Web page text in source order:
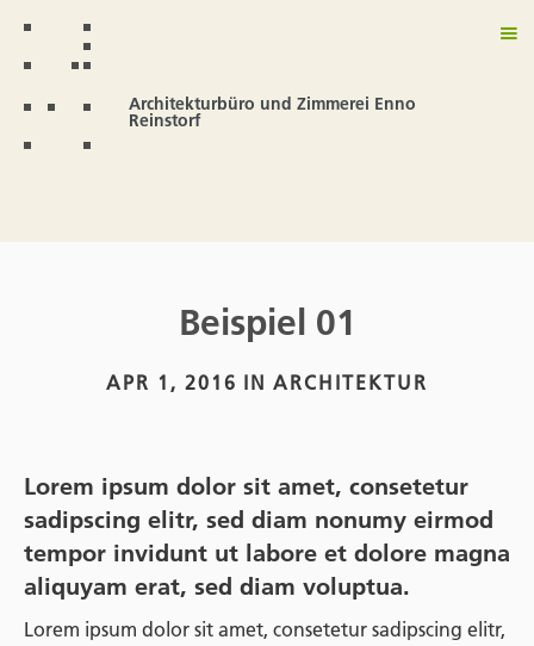
Architekturbüro und Zimmerei Enno
Reinstorf
Beispiel 01
APR 1, 2016 IN ARCHITEKTUR
Lorem ipsum dolor sit amet, consetetur
sadipscing elitr, sed diam nonumy eirmod
tempor invidunt ut labore et dolore magna
aliquyam erat, sed diam voluptua.
Lorem ipsum dolor sit amet, consetetur sadipscing elitr,